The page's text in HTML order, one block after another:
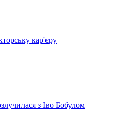
кар'єру
з Іво Бобулом